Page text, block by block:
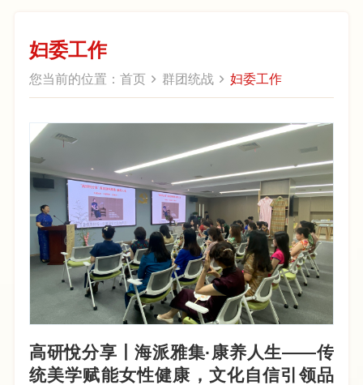
妇委工作
您当前的位置： 首页 群团统战 妇委工作
高研悅分享丨海派雅集·康养人生——传
统美学赋能女性健康，文化自信引领品